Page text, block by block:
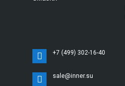
+7 (499) 302-16-40
sale@inner.su